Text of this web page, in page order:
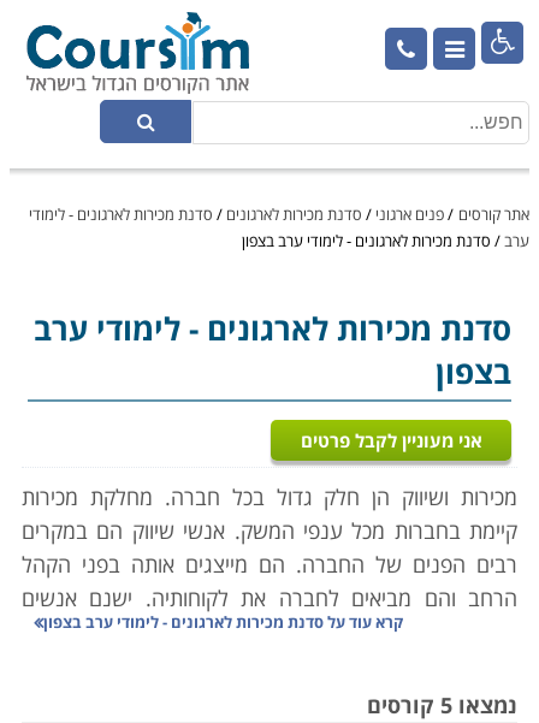

אתר קורסים /פנים ארגוני / סדנת מכירות לארגונים / סדנת מכירות לארגונים - לימודי
ערב/ סדנת מכירות לארגונים - לימודי ערב בצפון
סדנת מכירות לארגונים - לימודי ערב
בצפון
אני מעוניין לקבל פרטים
מכירות ושיווק הן חלק גדול בכל חברה. מחלקת מכירות
קיימת בחברות מכל ענפי המשק. אנשי שיווק הם במקרים
רבים הפנים של החברה. הם מייצגים אותה בפני הקהל
הרחב והם מביאים לחברה את לקוחותיה. ישנם אנשים
בעלי נטיה טבעית יותר לתקשורת עם אנשים ובעלי יכולות
חיזוקים וכלים וסדנת מכירות לארגונים היא בהחלט אפשרות
קרא עוד עלסדנת מכירות לארגונים - לימודי ערב בצפון
נמצאו 5 קורסים